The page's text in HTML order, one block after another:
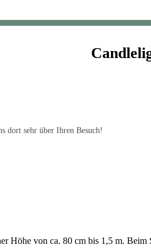
dort sehr über Ihren Besuch!
Höhe von ca. 80 cm bis 1,5 m.